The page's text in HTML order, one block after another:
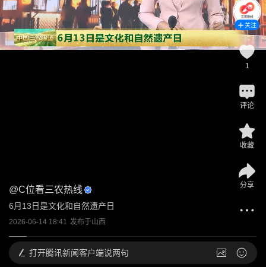
@C位看三农热线
6月13日是文化和自然遗产日
2026-06-14 18:41 发布于山西
关注
1
评论
收藏
分享
打开腾讯新闻客户端说两句